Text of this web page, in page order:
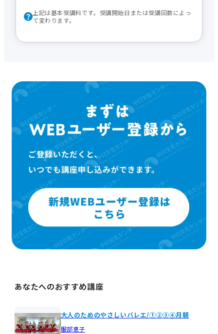
上記は基本受講料です。受講開始日または受講回数によっ
て変わります。
あなたへのおすすめ講座
大人のためのやさしいバレエ/①②③④月朝
服部恵子